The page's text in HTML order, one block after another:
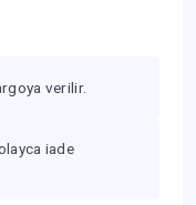
verilir.
iade